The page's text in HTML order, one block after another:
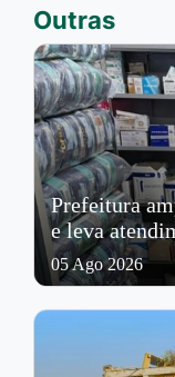
Outras
Prefeitura
e leva
05 Ago 2026